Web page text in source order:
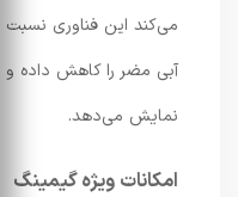
می‌کند این فناوری نسبت
آبی مضر را کاهش داده
نمایش می‌دهد.
امکانات ویژه گیمینگ